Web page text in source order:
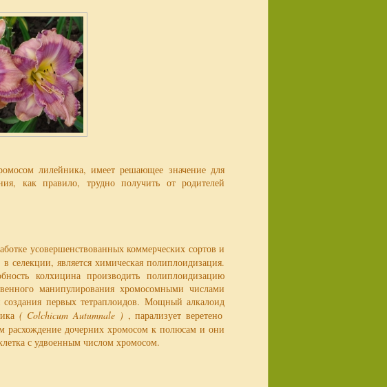
лилейника, имеет решающее значение для
как правило, трудно получить от родителей
усовершенствованных коммерческих сортов и
является химическая полиплоидизация.
колхицина производить полиплоидизацию
манипулирования хромосомными числами
создания первых тетраплоидов. Мощный алкалоид
( Colchicum Autumnale ) , парализует веретено
расхождение дочерних хромосом к полюсам и они
с удвоенным числом хромосом.